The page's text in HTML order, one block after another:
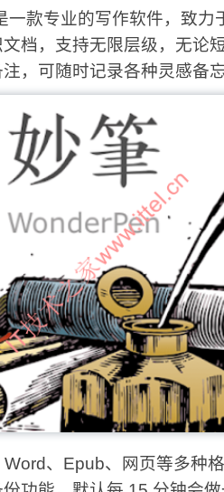
一款专业的写作软件，致力
档，支持无限层级，无论
，可随时记录各种灵感备忘
、Epub、网页等多种